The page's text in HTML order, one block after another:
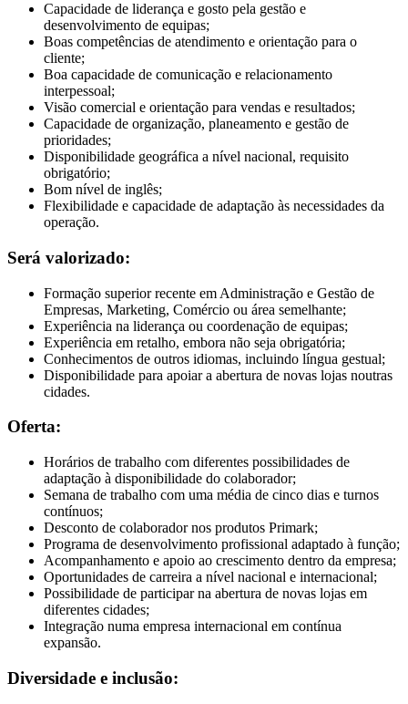
Capacidade de liderança e gosto pela gestão e
desenvolvimento de equipas;
Boas competências de atendimento e orientação para o
cliente;
Boa capacidade de comunicação e relacionamento
interpessoal;
Visão comercial e orientação para vendas e resultados;
Capacidade de organização, planeamento e gestão de
prioridades;
Disponibilidade geográfica a nível nacional, requisito
obrigatório;
Bom nível de inglês;
Flexibilidade e capacidade de adaptação às necessidades da
operação.
Será valorizado:
Formação superior recente em Administração e Gestão de
Empresas, Marketing, Comércio ou área semelhante;
Experiência na liderança ou coordenação de equipas;
Experiência em retalho, embora não seja obrigatória;
Conhecimentos de outros idiomas, incluindo língua gestual;
Disponibilidade para apoiar a abertura de novas lojas noutras
cidades.
Oferta:
Horários de trabalho com diferentes possibilidades de
adaptação à disponibilidade do colaborador;
Semana de trabalho com uma média de cinco dias e turnos
contínuos;
Desconto de colaborador nos produtos Primark;
Programa de desenvolvimento profissional adaptado à função;
Acompanhamento e apoio ao crescimento dentro da empresa;
Oportunidades de carreira a nível nacional e internacional;
Possibilidade de participar na abertura de novas lojas em
diferentes cidades;
Integração numa empresa internacional em contínua
expansão.
Diversidade e inclusão: